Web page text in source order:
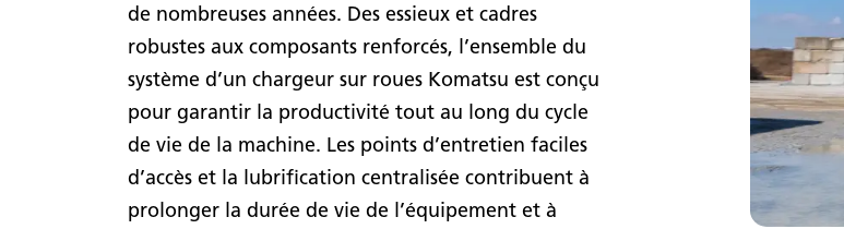
de nombreuses années. Des essieux et cadres
robustes aux composants renforcés, l’ensemble du
système d’un chargeur sur roues Komatsu est conçu
pour garantir la productivité tout au long du cycle
de vie de la machine. Les points d’entretien faciles
d’accès et la lubrification centralisée contribuent à
prolonger la durée de vie de l’équipement et à